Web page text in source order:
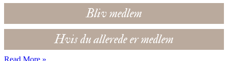
Bliv medlem
Hvis du allerede er medlem
Read More »